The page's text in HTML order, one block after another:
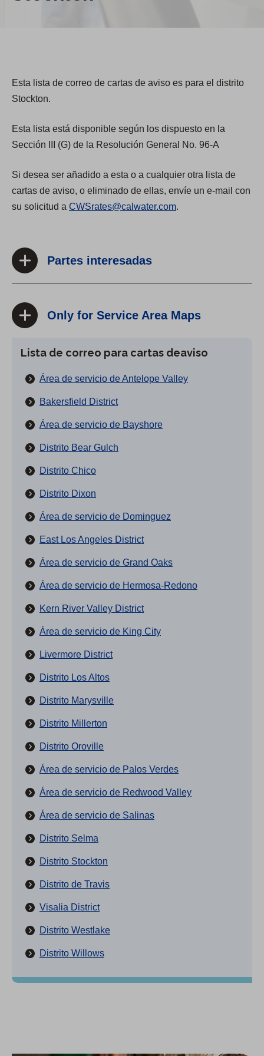
Esta lista de correo de cartas de aviso es para el distrito
Stockton.
Esta lista está disponible según los dispuesto en la
Sección III (G) de la Resolución General No. 96-A
Si desea ser añadido a esta o a cualquier otra lista de
cartas de aviso, o eliminado de ellas, envíe un e-mail con
su solicitud a CWSrates@calwater.com.
Partes interesadas
Only for Service Area Maps
Lista de correo para cartas deaviso
Área de servicio de Antelope Valley
Bakersfield District
Área de servicio de Bayshore
Distrito Bear Gulch
Distrito Chico
Distrito Dixon
Área de servicio de Dominguez
East Los Angeles District
Área de servicio de Grand Oaks
Área de servicio de Hermosa-Redono
Kern River Valley District
Área de servicio de King City
Livermore District
Distrito Los Altos
Distrito Marysville
Distrito Millerton
Distrito Oroville
Área de servicio de Palos Verdes
Área de servicio de Redwood Valley
Área de servicio de Salinas
Distrito Selma
Distrito Stockton
Distrito de Travis
Visalia District
Distrito Westlake
Distrito Willows